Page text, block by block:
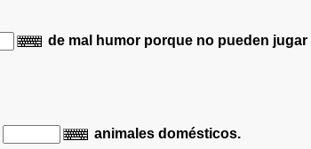
de mal humor porque no pueden jugar
animales domésticos.